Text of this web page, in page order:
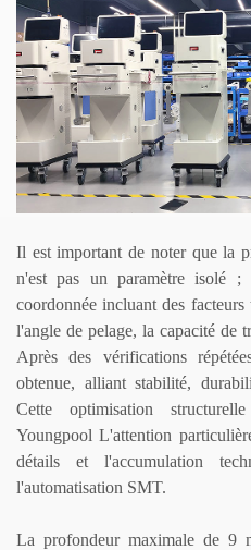
Il est important de noter que la
n'est pas un paramètre isolé ;
coordonnée incluant des
l'angle de pelage, la capacité de
Après des vérifications
obtenue, alliant stabilité,
Cette optimisation
YoungpoolL'attention
détails et l'accumulation
l'automatisation SMT.
La profondeur maximale de 9